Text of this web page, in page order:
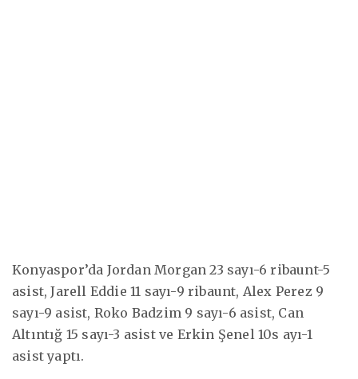
Konyaspor’da Jordan Morgan 23 sayı-6 ribaunt-5
asist, Jarell Eddie 11 sayı-9 ribaunt, Alex Perez 9
sayı-9 asist, Roko Badzim 9 sayı-6 asist, Can
Altıntığ 15 sayı-3 asist ve Erkin Şenel 10s ayı-1
asist yaptı.